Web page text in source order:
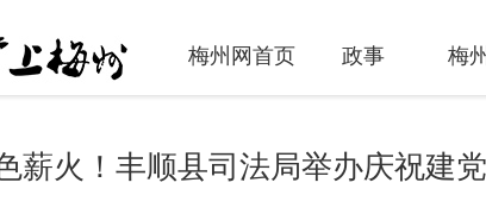
梅州网首页 政事 梅
薪火！丰顺县司法局举办庆祝建